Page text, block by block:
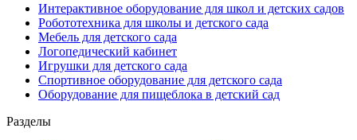
Интерактивное оборудование для школ и детских садов
Робототехника для школы и детского сада
Мебель для детского сада
Логопедический кабинет
Игрушки для детского сада
Спортивное оборудование для детского сада
Оборудование для пищеблока в детский сад
Разделы